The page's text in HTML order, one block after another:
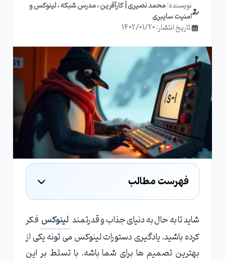
نویسنده:محمد نصیری | کارآفرین ، مدرس شبکه ، لینوکس و
امنیت سایبری
تاریخ انتشار: 1402/01/20
فهرست مطالب
آشنایی با لینوکس و خط فرمان (Command
لینوکس چیست و چرا باید از آن استفاده کنیم؟
خط فرمان لینوکس چه کاربردهایی دارد؟
شاید تا به حال به دنیای جذاب و قدرتمند لینوکس فکر
کرده باشید. یادگیری دستورات لینوکس می تونه یکی از
بهترین تصمیم ها برای شما باشه. با تسلط بر این